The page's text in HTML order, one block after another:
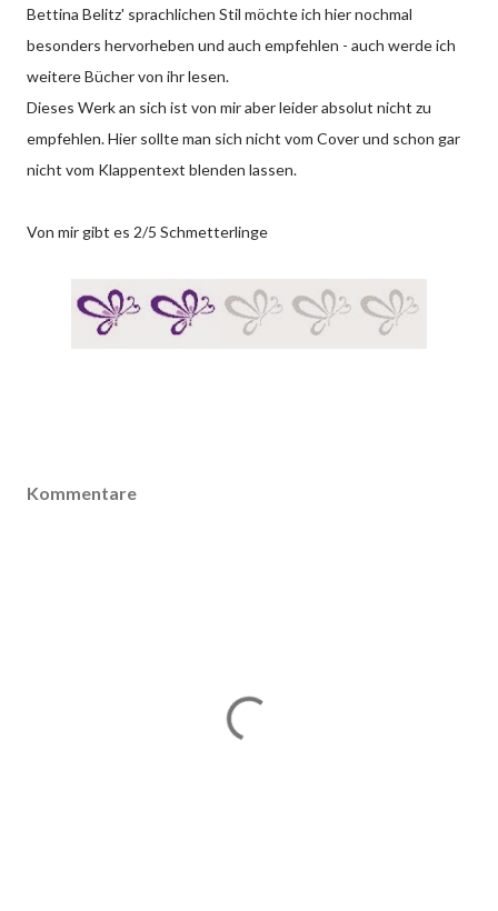
Bettina Belitz' sprachlichen Stil möchte ich hier nochmal
besonders hervorheben und auch empfehlen - auch werde ich
weitere Bücher von ihr lesen.
Dieses Werk an sich ist von mir aber leider absolut nicht zu
empfehlen. Hier sollte man sich nicht vom Cover und schon gar
nicht vom Klappentext blenden lassen.
Von mir gibt es 2/5 Schmetterlinge
Kommentare